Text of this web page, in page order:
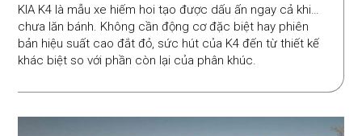
KIA K4 là mẫu xe hiếm hoi tạo được dấu ấn ngay cả khi…
chưa lăn bánh. Không cần động cơ đặc biệt hay phiên
bản hiệu suất cao đắt đỏ, sức hút của K4 đến từ thiết kế
khác biệt so với phần còn lại của phân khúc.